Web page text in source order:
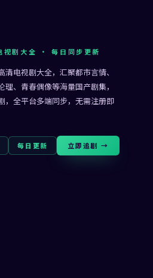
视剧大全 · 每日同步更新
清电视剧大全，汇聚都市言情、
、青春偶像等海量国产剧集，
，全平台多端同步，无需注册即
每日更新 立即追剧 →